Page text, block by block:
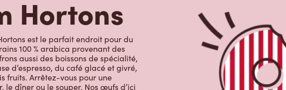
100 % arabica provenant des
aussi des boissons de spécialité,
d’espresso, du café glacé et givré,
Arrêtez-vous pour une
dîner ou le souper. Nos œufs d’ici
à nos succulentes pâtisseries :
beignes de rêve. Nous offrons
et notre crème de brocoli, et
pommes de terre d’ici.